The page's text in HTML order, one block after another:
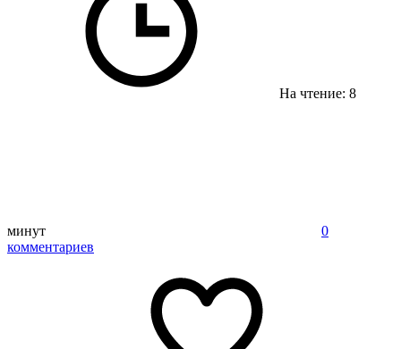
На чтение: 8
минут
0
комментариев